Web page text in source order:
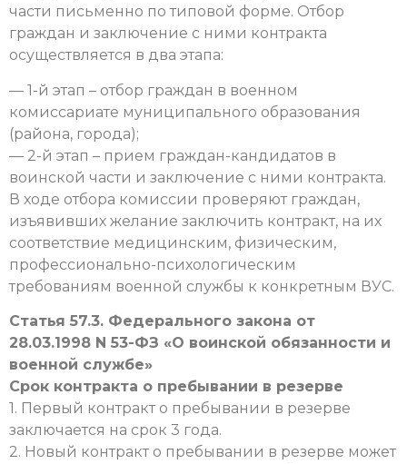
части письменно по типовой форме. Отбор
граждан и заключение с ними контракта
осуществляется в два этапа:
— 1-й этап – отбор граждан в военном
комиссариате муниципального образования
(района, города);
— 2-й этап – прием граждан-кандидатов в
воинской части и заключение с ними контракта.
В ходе отбора комиссии проверяют граждан,
изъявивших желание заключить контракт, на их
соответствие медицинским, физическим,
профессионально-психологическим
требованиям военной службы к конкретным ВУС.
Статья 57.3. Федерального закона от
28.03.1998 N 53-ФЗ «О воинской обязанности и
военной службе»
Срок контракта о пребывании в резерве
1. Первый контракт о пребывании в резерве
заключается на срок 3 года.
2. Новый контракт о пребывании в резерве может